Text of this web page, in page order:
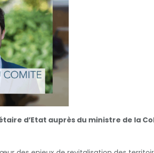
d’Etat auprès du ministre de la